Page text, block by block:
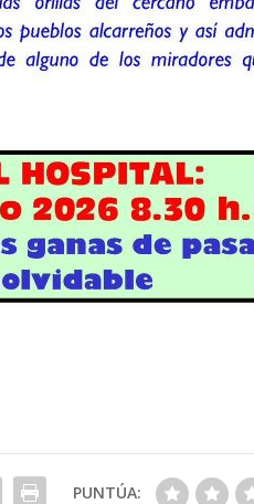
PUNTÚA: